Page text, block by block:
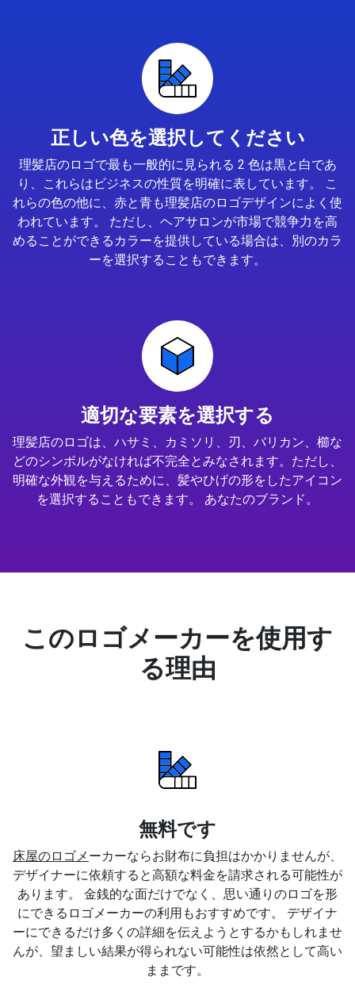
正しい色を選択してください
理髪店のロゴで最も一般的に見られる 2 色は黒と白であ
り、これらはビジネスの性質を明確に表しています。 こ
れらの色の他に、赤と青も理髪店のロゴデザインによく使
われています。 ただし、ヘアサロンが市場で競争力を高
めることができるカラーを提供している場合は、別のカラ
ーを選択することもできます。
適切な要素を選択する
理髪店のロゴは、ハサミ、カミソリ、刃、バリカン、櫛な
どのシンボルがなければ不完全とみなされます。ただし、
明確な外観を与えるために、髪やひげの形をしたアイコン
を選択することもできます。 あなたのブランド。
このロゴメーカーを使用す
る理由
無料です
床屋のロゴメ ーカーならお財布に負担はかかりませんが、
デザイナーに依頼すると高額な料金を請求される可能性が
あります。 金銭的な面だけでなく、思い通りのロゴを形
にできるロゴメーカーの利用もおすすめです。 デザイナ
ーにできるだけ多くの詳細を伝えようとするかもしれませ
んが、望ましい結果が得られない可能性は依然として高い
ままです。